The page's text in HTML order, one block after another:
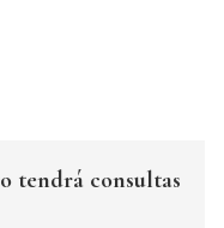
tendrá consultas